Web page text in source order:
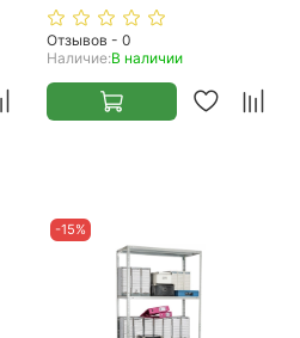
Отзывов - 0
Наличие:В наличии
-15%